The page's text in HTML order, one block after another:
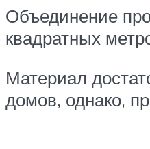
Объединение
квадратных
Материал
домов, однако,